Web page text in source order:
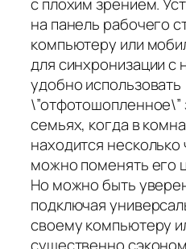
на панель рабочего
компьютеру или
для синхронизации с
удобно использовать
семьях, когда в
находится
можно поменять его
Но можно быть
подключая
своему компьютеру
существенно